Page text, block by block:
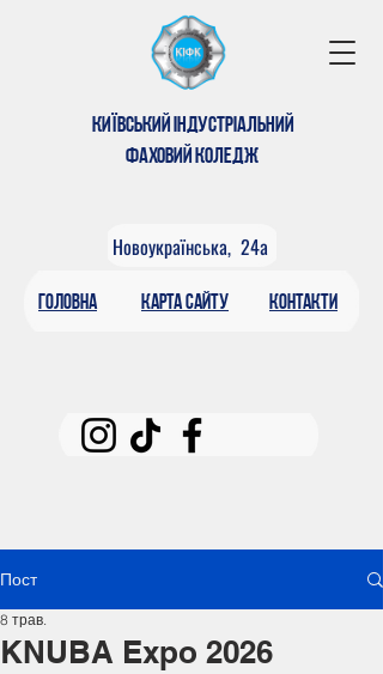
КИЇВСЬКИЙ ІНДУСТРІАЛЬНИЙ
ФАХОВИЙ КОЛЕДЖ
Новоукраїнська, 24а
КАРтА САЙТУ
головна контакти
Пост
KNUBA Expo 2026
8 трав.